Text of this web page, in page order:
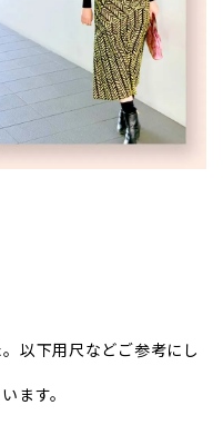
以下用尺などご参考にし
ます。